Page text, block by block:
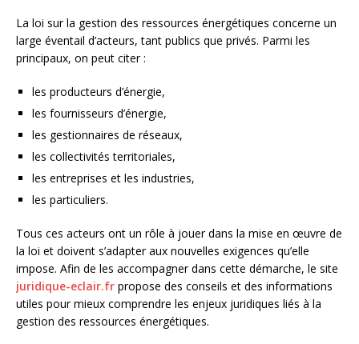
La loi sur la gestion des ressources énergétiques concerne un
large éventail d’acteurs, tant publics que privés. Parmi les
principaux, on peut citer :
les producteurs d’énergie,
les fournisseurs d’énergie,
les gestionnaires de réseaux,
les collectivités territoriales,
les entreprises et les industries,
les particuliers.
Tous ces acteurs ont un rôle à jouer dans la mise en œuvre de
la loi et doivent s’adapter aux nouvelles exigences qu’elle
impose. Afin de les accompagner dans cette démarche, le site
juridique-eclair.fr propose des conseils et des informations
utiles pour mieux comprendre les enjeux juridiques liés à la
gestion des ressources énergétiques.